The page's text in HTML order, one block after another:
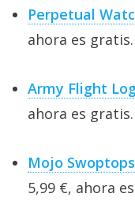
Perpetual
ahora es gratis.
Army Flight
ahora es gratis.
Mojo
5,99 €, ahora